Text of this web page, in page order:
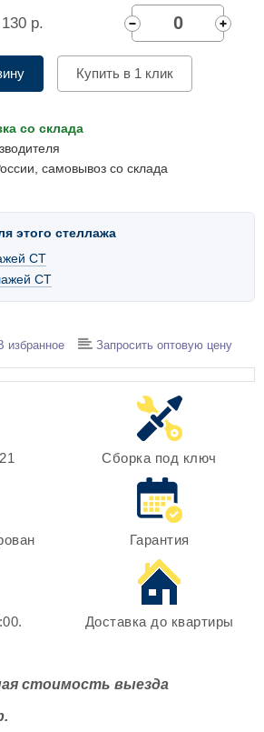
р.
Купить в 1 клик
со склада
самовывоз со склада
этого стеллажа
СТ
СТ
избранное Запросить оптовую цену
Сборка под ключ
Гарантия
Доставка до квартиры
стоимость выезда